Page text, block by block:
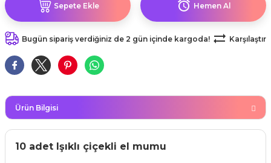
VE NİKAH Şekeri SARF
dişim Sepete Ekle Hemen Al
Bugün sipariş verdiğiniz de 2 gün içinde kargoda! Karşılaştır
Ürün Bilgisi
10 adet Işıklı çiçekli el mumu